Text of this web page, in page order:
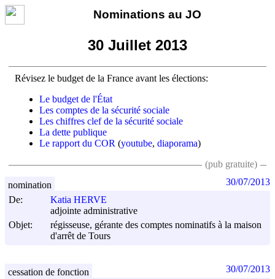
Nominations au JO
30 Juillet 2013
Révisez le budget de la France avant les élections:
Le budget de l'État
Les comptes de la sécurité sociale
Les chiffres clef de la sécurité sociale
La dette publique
Le rapport du COR (youtube, diaporama)
(pub gratuite)
De:
Katia HERVE
adjointe administrative
Objet:
régisseuse, gérante des comptes nominatifs à la maison
d'arrêt de Tours
nomination 30/07/2013
cessation de fonction 30/07/2013